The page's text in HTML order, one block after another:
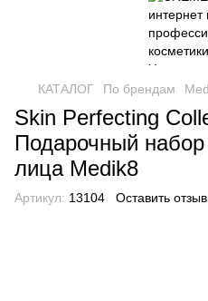
КАТАЛОГ По брендам
Skin Perfecting
Подарочный
лица Medik8
Артикул: 13104 Оставить отзыв